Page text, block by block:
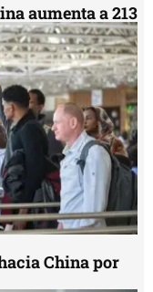
aumenta a 213
China por